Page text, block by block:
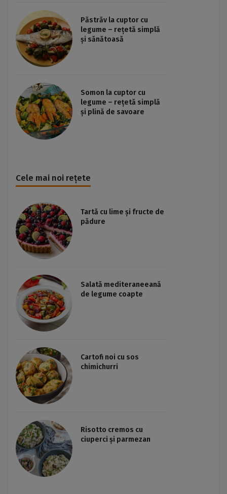
Păstrăv la cuptor cu
legume – rețetă simplă
și sănătoasă
Somon la cuptor cu
legume – rețetă simplă
și plină de savoare
Cele mai noi rețete
Tartă cu lime și fructe de
pădure
Salată mediteraneeană
de legume coapte
Cartofi noi cu sos
chimichurri
Risotto cremos cu
ciuperci și parmezan